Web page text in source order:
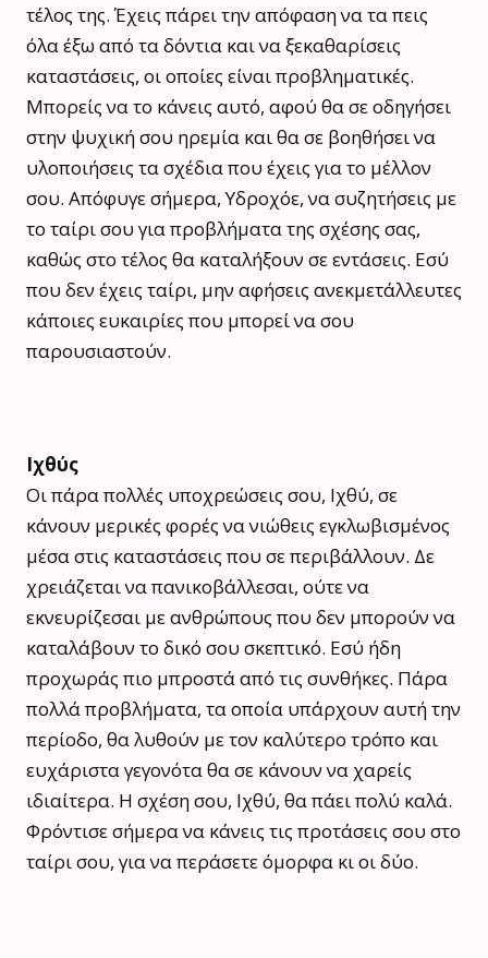
τέλος της. Έχεις πάρει την απόφαση να τα πεις
όλα έξω από τα δόντια και να ξεκαθαρίσεις
καταστάσεις, οι οποίες είναι προβληματικές.
Μπορείς να το κάνεις αυτό, αφού θα σε οδηγήσει
στην ψυχική σου ηρεμία και θα σε βοηθήσει να
υλοποιήσεις τα σχέδια που έχεις για το μέλλον
σου. Απόφυγε σήμερα, Υδροχόε, να συζητήσεις με
το ταίρι σου για προβλήματα της σχέσης σας,
καθώς στο τέλος θα καταλήξουν σε εντάσεις. Εσύ
που δεν έχεις ταίρι, μην αφήσεις ανεκμετάλλευτες
κάποιες ευκαιρίες που μπορεί να σου
παρουσιαστούν.
Ιχθύς
Οι πάρα πολλές υποχρεώσεις σου, Ιχθύ, σε
κάνουν μερικές φορές να νιώθεις εγκλωβισμένος
μέσα στις καταστάσεις που σε περιβάλλουν. Δε
χρειάζεται να πανικοβάλλεσαι, ούτε να
εκνευρίζεσαι με ανθρώπους που δεν μπορούν να
καταλάβουν το δικό σου σκεπτικό. Εσύ ήδη
προχωράς πιο μπροστά από τις συνθήκες. Πάρα
πολλά προβλήματα, τα οποία υπάρχουν αυτή την
περίοδο, θα λυθούν με τον καλύτερο τρόπο και
ευχάριστα γεγονότα θα σε κάνουν να χαρείς
ιδιαίτερα. Η σχέση σου, Ιχθύ, θα πάει πολύ καλά.
Φρόντισε σήμερα να κάνεις τις προτάσεις σου στο
ταίρι σου, για να περάσετε όμορφα κι οι δύο.